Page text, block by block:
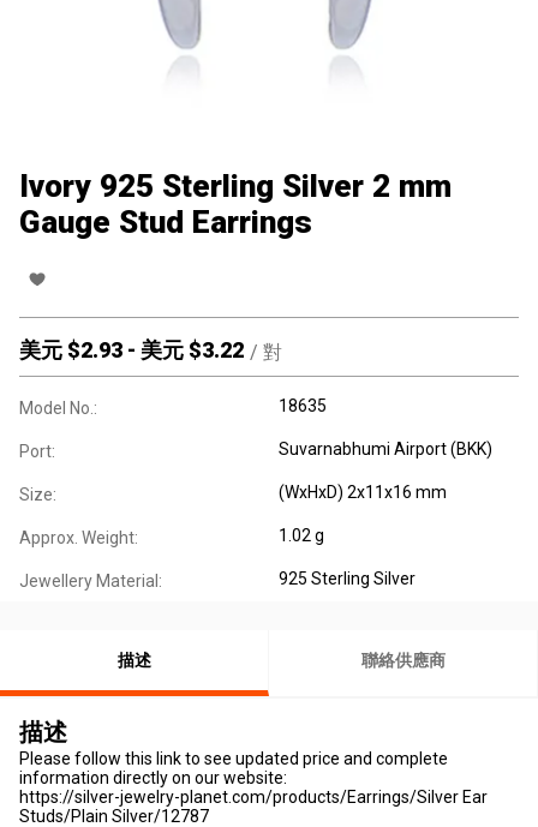
Ivory 925 Sterling Silver 2 mm
Gauge Stud Earrings
美元 $2.93 - 美元 $3.22 / 對
Model No.: 18635
Port: Suvarnabhumi Airport (BKK)
Size: (WxHxD) 2x11x16 mm
Approx. Weight: 1.02 g
Jewellery Material: 925 Sterling Silver
描述 聯絡供應商
描述
Please follow this link to see updated price and complete
information directly on our website:
https://silver-jewelry-planet.com/products/Earrings/Silver Ear
Studs/Plain Silver/12787